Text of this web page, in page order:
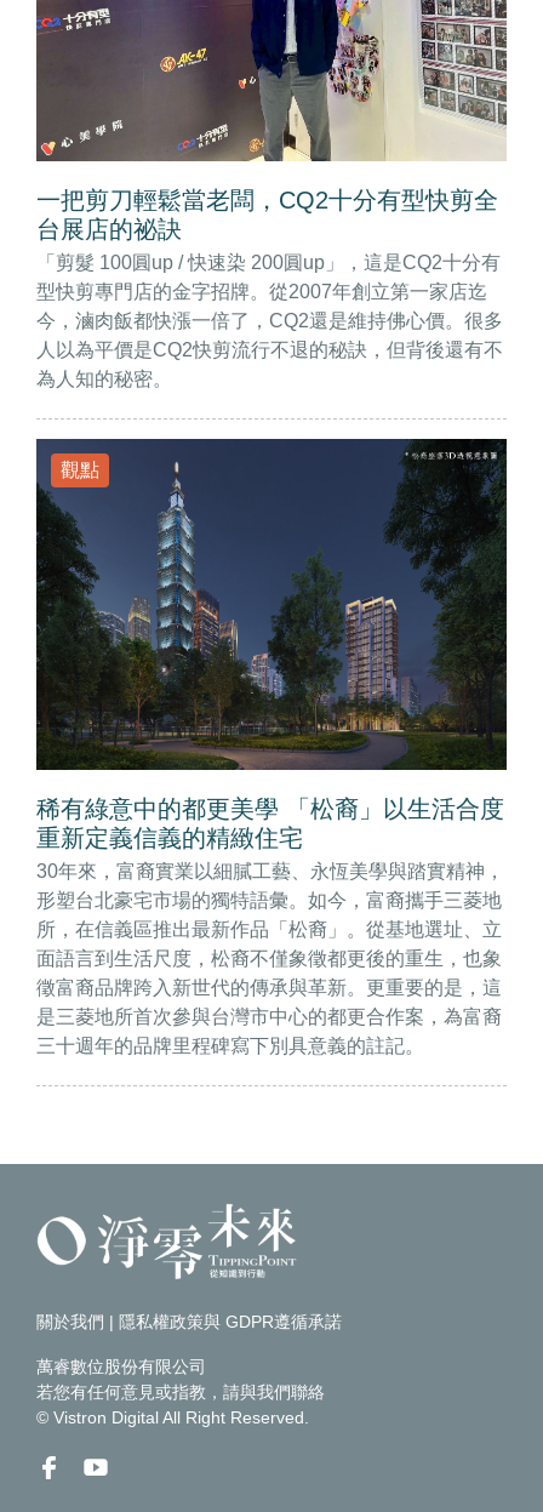
一把剪刀輕鬆當老闆，CQ2十分有型快剪全
台展店的祕訣
「剪髮 100圓up / 快速染 200圓up」，這是CQ2十分有
型快剪專門店的金字招牌。從2007年創立第一家店迄
今，滷肉飯都快漲一倍了，CQ2還是維持佛心價。很多
人以為平價是CQ2快剪流行不退的秘訣，但背後還有不
為人知的秘密。
觀點
稀有綠意中的都更美學 「松裔」以生活合度
重新定義信義的精緻住宅
30年來，富裔實業以細膩工藝、永恆美學與踏實精神，
形塑台北豪宅市場的獨特語彙。如今，富裔攜手三菱地
所，在信義區推出最新作品「松裔」。從基地選址、立
面語言到生活尺度，松裔不僅象徵都更後的重生，也象
徵富裔品牌跨入新世代的傳承與革新。更重要的是，這
是三菱地所首次參與台灣市中心的都更合作案，為富裔
三十週年的品牌里程碑寫下別具意義的註記。
關於我們 | 隱私權政策與 GDPR遵循承諾
萬睿數位股份有限公司
若您有任何意見或指教，請與我們聯絡
© Vistron Digital All Right Reserved.